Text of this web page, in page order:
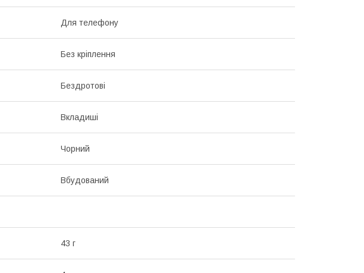
Для телефону
Без кріплення
Бездротові
Вкладиші
Чорний
Вбудований
43 г